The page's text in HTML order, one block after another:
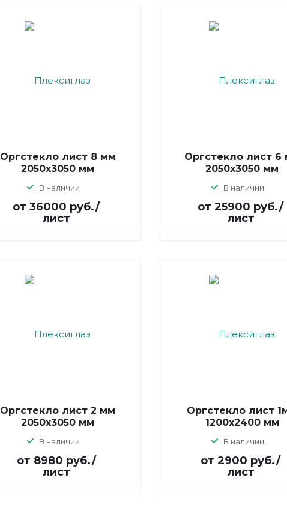
Оргстекло лист 8 мм
2050х3050 мм
В наличии
от 36000 руб./
лист
Оргстекло лист 6
2050х3050 мм
В наличии
от 25900 руб./
лист
Оргстекло лист 2 мм
2050х3050 мм
В наличии
от 8980 руб./
лист
Оргстекло лист
1200х2400 мм
В наличии
от 2900 руб./
лист